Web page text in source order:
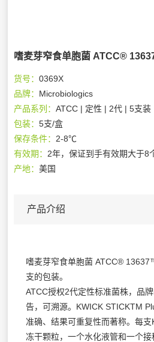
嗜麦芽窄食单胞菌 ATCC®
货号：0369X
品牌： Microbiologics
产品系列：ATCC | 定性 | 2代 | 5支装
包装：5支/盒
保存条件： 2-8℃
有效期： 2年，保证到手有效期大于8
产地：美国
产品介绍
嗜麦芽窄食单胞菌 ATCC®
支的包装。
ATCC授权2代定性标准菌株，品
告，可溯源。KWICK STICKTM
准确、结果可重复性而著称。每
冻干颗粒，一个水化液管和一个